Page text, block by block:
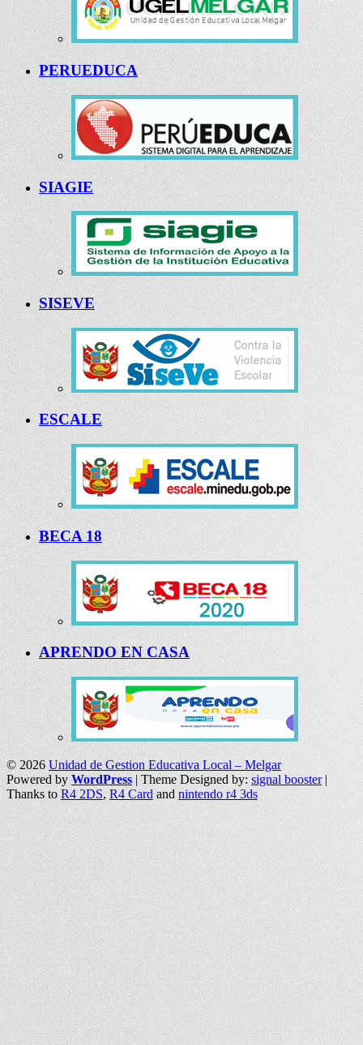
PERUEDUCA
SIAGIE
SISEVE
ESCALE
BECA 18
APRENDO EN CASA
© 2026 Unidad de Gestion Educativa Local – Melgar
Powered byWordPress | Theme Designed by: signal booster|
Thanks toR4 2DS,R4 Card andnintendo r4 3ds